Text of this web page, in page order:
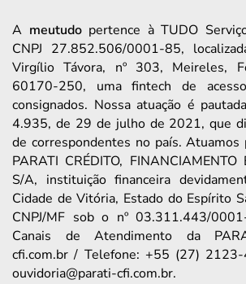
A meutudopertence à TUDO
CNPJ 27.852.506/0001-85,
Virgílio Távora, nº 303, Meireles,
60170-250, uma fintech de
consignados. Nossa atuação é
4.935, de 29 de julho de 2021, que
de correspondentes no país.
PARATI CRÉDITO, FINANCIAMENTO
S/A, instituição financeira
Cidade de Vitória, Estado do Espírito
CNPJ/MF sob o nº 03.311.443/
Canais de Atendimento da
cfi.com.br / Telefone: +55 (27)
ouvidoria@parati-cfi.com.br.